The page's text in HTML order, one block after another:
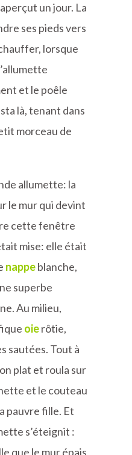
un jour. La
ses pieds vers
lorsque
et le poêle
là, tenant dans
morceau de
allumette: la
le mur qui devint
cette fenêtre
mise: elle était
nappeblanche,
superbe
Au milieu,
oierôtie,
sautées. Tout à
plat et roula sur
et le couteau
pauvre fille. Et
s’éteignit :
que le mur épais